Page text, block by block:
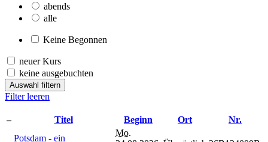
abends
alle
Keine Begonnen
neuer Kurs
keine ausgebuchten
Auswahl filtern
Filter leeren
– Titel Beginn Ort
Nr.
Potsdam - ein
Mo.